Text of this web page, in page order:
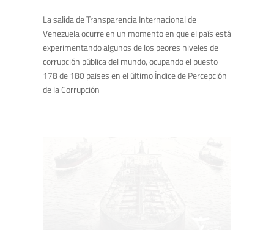
La salida de Transparencia Internacional de
Venezuela ocurre en un momento en que el país está
experimentando algunos de los peores niveles de
corrupción pública del mundo, ocupando el puesto
178 de 180 países en el último Índice de Percepción
de la Corrupción